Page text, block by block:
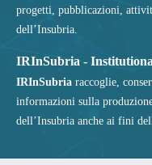
progetti, pubblicazioni,
dell’Insubria.
IRInSubria -
IRInSubria raccoglie,
informazioni sulla
dell’Insubria anche ai fini